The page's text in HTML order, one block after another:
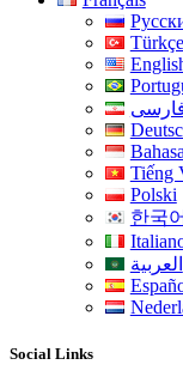
Türkçe
Tiếng
Polski
한국어
العربية
Social Links